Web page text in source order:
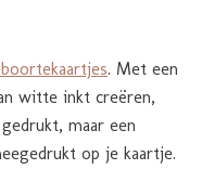
. Met een
witte inkt creëren,
maar een
op je kaartje.